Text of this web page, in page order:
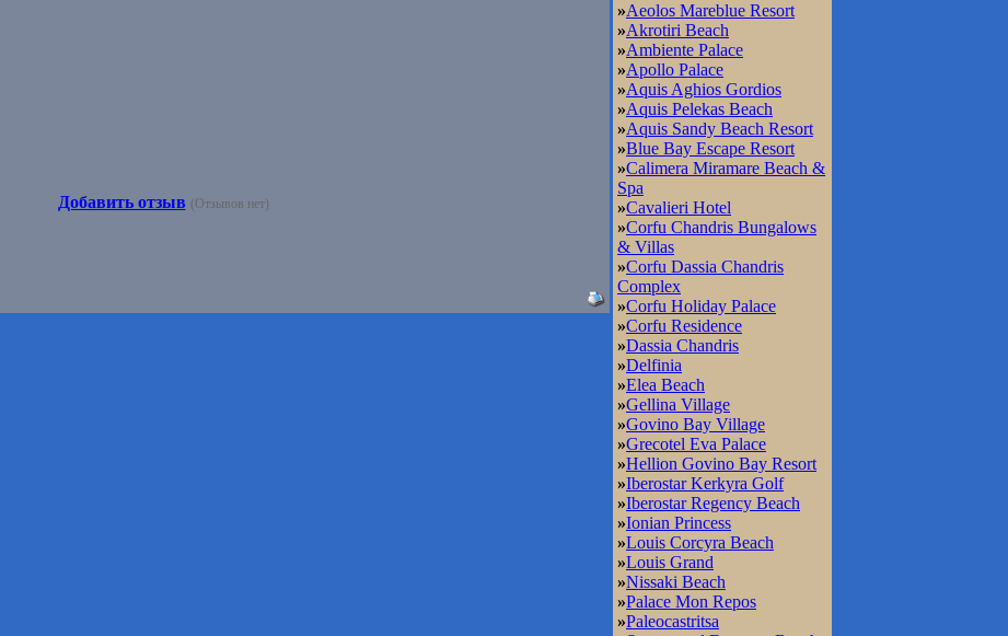
Добавить отзыв (Отзывов нет)
»Aeolos Mareblue Resort
»Akrotiri Beach
»Ambiente Palace
»Apollo Palace
»Aquis Aghios Gordios
»Aquis Pelekas Beach
»Aquis Sandy Beach Resort
»Blue Bay Escape Resort
»Calimera Miramare Beach &
Spa
»Cavalieri Hotel
»Corfu Chandris Bungalows
& Villas
»Corfu Dassia Chandris
Complex
»Corfu Holiday Palace
»Corfu Residence
»Dassia Chandris
»Delfinia
»Elea Beach
»Gellina Village
»Govino Bay Village
»Grecotel Eva Palace
»Hellion Govino Bay Resort
»Iberostar Kerkyra Golf
»Iberostar Regency Beach
»Ionian Princess
»Louis Corcyra Beach
»Louis Grand
»Nissaki Beach
»Palace Mon Repos
»Paleocastritsa